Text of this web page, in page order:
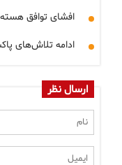
افشای توافق
ادامه تلاش‌های
ارسال نظر